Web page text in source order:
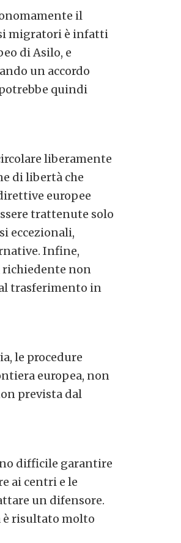
il
migratori è infatti
di Asilo, e
un accordo
quindi
liberamente
di libertà che
europee
trattenute solo
eccezionali,
Infine,
richiedente non
trasferimento in
le procedure
europea, non
prevista dal
difficile garantire
ai centri e le
un difensore.
è risultato molto